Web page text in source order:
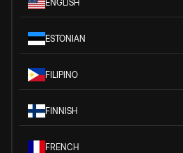
ENGLISH
ESTONIAN
FILIPINO
FINNISH
FRENCH